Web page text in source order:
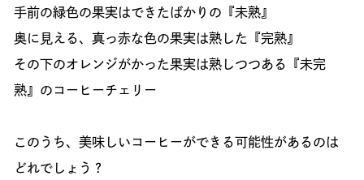
手前の緑色の果実はできたばかりの『未熟』
奥に見える、真っ赤な色の果実は熟した『完熟』
その下のオレンジがかった果実は熟しつつある『未完
熟』のコーヒーチェリー
このうち、美味しいコーヒーができる可能性があるのは
どれでしょう？